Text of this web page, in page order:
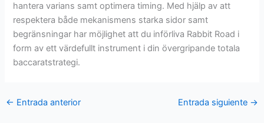
hantera varians samt optimera timing. Med hjälp av att
respektera både mekanismens starka sidor samt
begränsningar har möjlighet att du införliva Rabbit Road i
form av ett värdefullt instrument i din övergripande totala
baccaratstrategi.
← Entrada anterior Entrada siguiente →